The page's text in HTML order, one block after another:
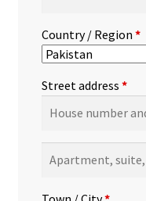
Country / Region *
Street address *
suite,